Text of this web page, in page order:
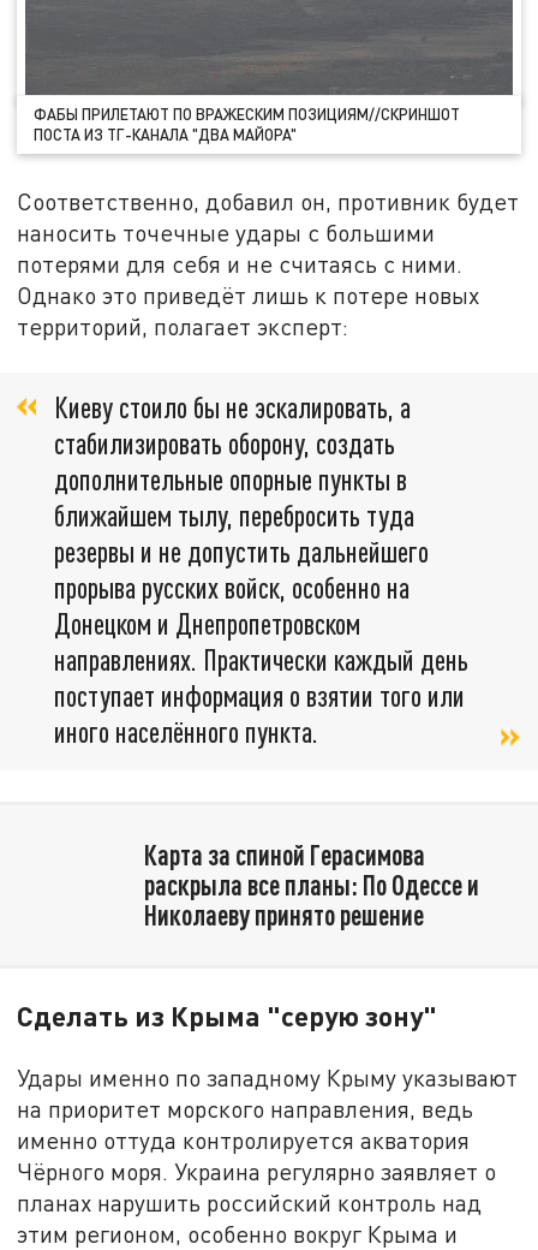
ФАБЫ ПРИЛЕТАЮТ ПО ВРАЖЕСКИМ ПОЗИЦИЯМ//СКРИНШОТ
ПОСТА ИЗ ТГ-КАНАЛА "ДВА МАЙОРА"
Соответственно, добавил он, противник будет
наносить точечные удары с большими
потерями для себя и не считаясь с ними.
Однако это приведёт лишь к потере новых
территорий, полагает эксперт:
Киеву стоило бы не эскалировать, а
стабилизировать оборону, создать
дополнительные опорные пункты в
ближайшем тылу, перебросить туда
резервы и не допустить дальнейшего
прорыва русских войск, особенно на
Донецком и Днепропетровском
направлениях. Практически каждый день
поступает информация о взятии того или
иного населённого пункта.
Карта за спиной Герасимова
раскрыла все планы: По Одессе и
Николаеву принято решение
Сделать из Крыма "серую зону"
Удары именно по западному Крыму указывают
на приоритет морского направления, ведь
именно оттуда контролируется акватория
Чёрного моря. Украина регулярно заявляет о
планах нарушить российский контроль над
этим регионом, особенно вокруг Крыма и